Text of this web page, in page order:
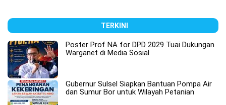
TERKINI
Poster Prof NA for DPD 2029 Tuai Dukungan
Warganet di Media Sosial
Gubernur Sulsel Siapkan Bantuan Pompa Air
dan Sumur Bor untuk Wilayah Petanian